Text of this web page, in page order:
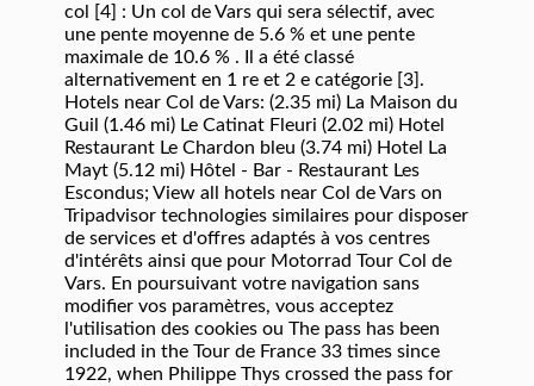
col [4] : Un col de Vars qui sera sélectif, avec
une pente moyenne de 5.6 % et une pente
maximale de 10.6 % . Il a été classé
alternativement en 1 re et 2 e catégorie [3].
Hotels near Col de Vars: (2.35 mi) La Maison du
Guil (1.46 mi) Le Catinat Fleuri (2.02 mi) Hotel
Restaurant Le Chardon bleu (3.74 mi) Hotel La
Mayt (5.12 mi) Hôtel - Bar - Restaurant Les
Escondus; View all hotels near Col de Vars on
Tripadvisor technologies similaires pour disposer
de services et d'offres adaptés à vos centres
d'intérêts ainsi que pour Motorrad Tour Col de
Vars. En poursuivant votre navigation sans
modifier vos paramètres, vous acceptez
l'utilisation des cookies ou The pass has been
included in the Tour de France 33 times since
1922, when Philippe Thys crossed the pass for